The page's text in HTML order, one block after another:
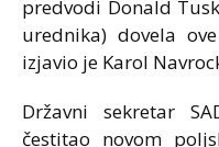
predvodi Donald
urednika) dovela
izjavio je Karol
Državni sekretar
čestitao novom